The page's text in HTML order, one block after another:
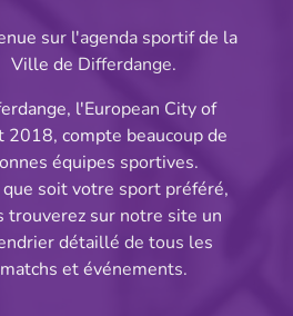
Niederkorn
Partager
Playoff Titre
sur l'agenda sportif de la
Ville de Differdange.
l'European City of
2018, compte beaucoup de
équipes sportives.
soit votre sport préféré,
trouverez sur notre site un
détaillé de tous les
matchs et événements.